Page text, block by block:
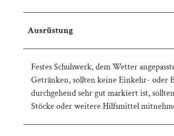
w
Ausrüstung
Festes Schuhwerk, dem Wetter
Getränken, sollten keine Einkehr- oder
durchgehend sehr gut markiert ist,
Stöcke oder weitere Hilfsmittel